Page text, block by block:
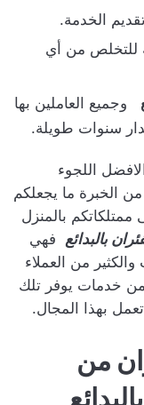
الخدمة.
للتخلص من أي
وجميع العاملين بها
سنوات طويلة.
اللجوء
الخبرة ما يجعلكم
بالمنزل
بالبدائع فهي
من العملاء
من خدمات يوفر تلك
بهذا المجال.
من